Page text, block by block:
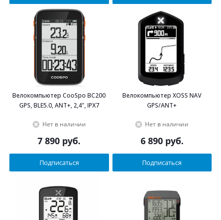
Велокомпьютер CooSpo BC200
GPS, BLE5.0, ANT+, 2,4", IPX7
Нет в наличии
7 890 руб.
Подписаться
Велокомпьютер XOSS NAV
GPS/ANT+
Нет в наличии
6 890руб.
Подписаться